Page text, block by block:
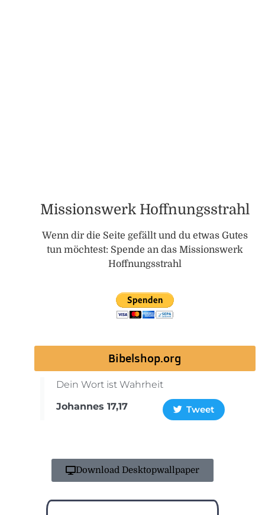
Missionswerk Hoffnungsstrahl
Wenn dir die Seite gefällt und du etwas Gutes
tun möchtest: Spende an das Missionswerk
Hoffnungsstrahl
Bibelshop.org
Dein Wort ist Wahrheit
Johannes 17,17
Tweet
Download Desktopwallpaper